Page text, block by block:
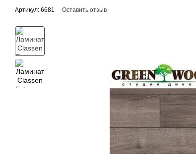
Артикул: 6681 Оставить отзыв